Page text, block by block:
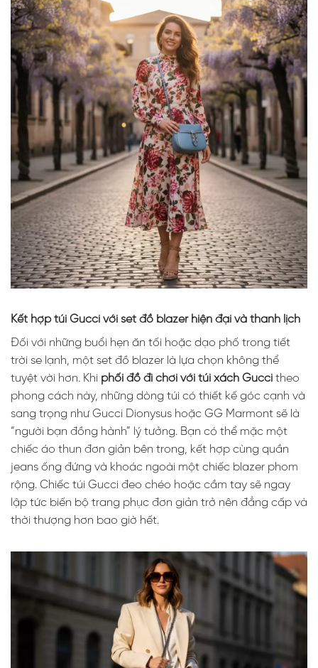
Kết hợp túi Gucci với set đồ blazer hiện đại và thanh lịch
Đối với những buổi hẹn ăn tối hoặc dạo phố trong tiết
trời se lạnh, một set đồ blazer là lựa chọn không thể
tuyệt vời hơn. Khi phối đồ đi chơi với túi xách Gucci theo
phong cách này, những dòng túi có thiết kế góc cạnh và
sang trọng như Gucci Dionysus hoặc GG Marmont sẽ là
“người bạn đồng hành” lý tưởng. Bạn có thể mặc một
chiếc áo thun đơn giản bên trong, kết hợp cùng quần
jeans ống đứng và khoác ngoài một chiếc blazer phom
rộng. Chiếc túi Gucci đeo chéo hoặc cầm tay sẽ ngay
lập tức biến bộ trang phục đơn giản trở nên đẳng cấp và
thời thượng hơn bao giờ hết.